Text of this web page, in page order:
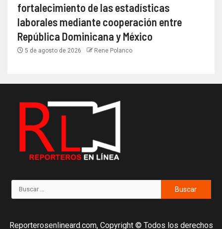
fortalecimiento de las estadísticas
laborales mediante cooperación entre
República Dominicana y México
5 de agosto de 2026 Rene Polanco
Reporterosenlineard.com, Copyright © Todos los derechos